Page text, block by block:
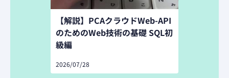
【解説】PCAクラウドWeb-API
のためのWeb技術の基礎 SQL初
級編
2026/07/28